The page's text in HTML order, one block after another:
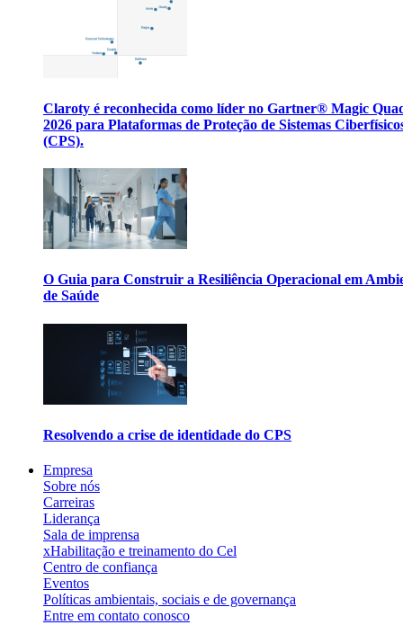
Claroty é reconhecida como líder no Gartner® Magic
2026 para Plataformas de Proteção de Sistemas
(CPS).
O Guia para Construir a Resiliência Operacional em
de Saúde
Resolvendo a crise de identidade do CPS
Empresa
Sobre nós
Carreiras
Liderança
Sala de imprensa
xHabilitação e treinamento do Cel
Centro de confiança
Eventos
Políticas ambientais, sociais e de governança
Entre em contato conosco